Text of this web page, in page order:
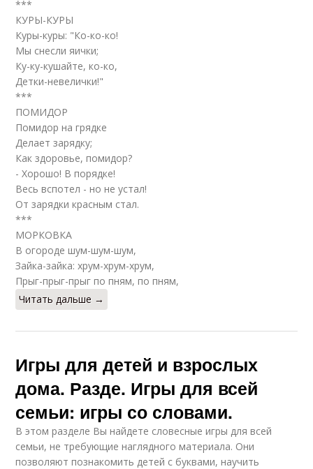
***
КУРЫ-КУРЫ
Куры-куры: "Ко-ко-ко!
Мы снесли яички;
Ку-ку-кушайте, ко-ко,
Детки-невелички!"
***
ПОМИДОР
Помидор на грядке
Делает зарядку;
Как здоровье, помидор?
- Хорошо! В порядке!
Весь вспотел - но не устал!
От зарядки красным стал.
***
МОРКОВКА
В огороде шум-шум-шум,
Зайка-зайка: хрум-хрум-хрум,
Прыг-прыг-прыг по пням, по пням,
Читать дальше →
Игры для детей и взрослых
дома. Разде. Игры для всей
семьи: игры со словами.
В этом разделе Вы найдете словесные игры для всей
семьи, не требующие наглядного материала. Они
позволяют познакомить детей с буквами, научить